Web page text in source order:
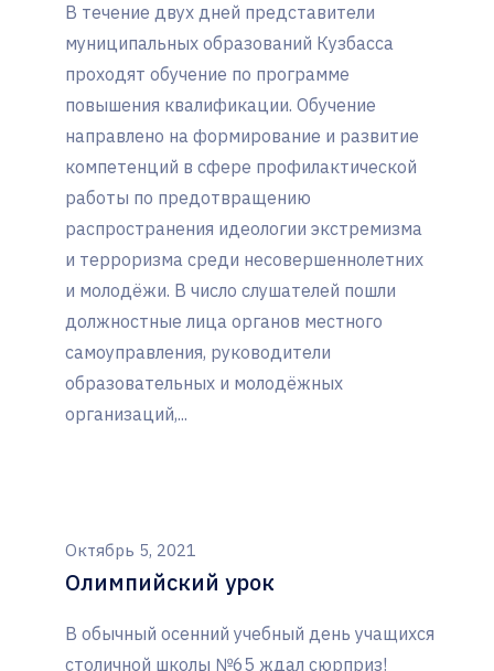
В течение двух дней представители
муниципальных образований Кузбасса
проходят обучение по программе
повышения квалификации. Обучение
направлено на формирование и развитие
компетенций в сфере профилактической
работы по предотвращению
распространения идеологии экстремизма
и терроризма среди несовершеннолетних
и молодёжи. В число слушателей пошли
должностные лица органов местного
самоуправления, руководители
образовательных и молодёжных
организаций,...
Октябрь 5, 2021
Олимпийский урок
В обычный осенний учебный день учащихся
столичной школы №65 ждал сюрприз!